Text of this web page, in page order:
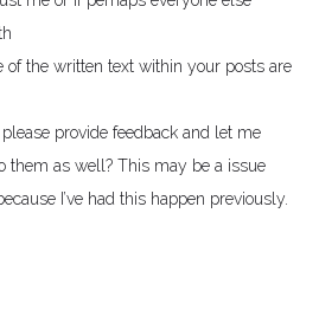
of the written text within your posts are
provide feedback and let me
them as well? This may be a issue
I’ve had this happen previously.